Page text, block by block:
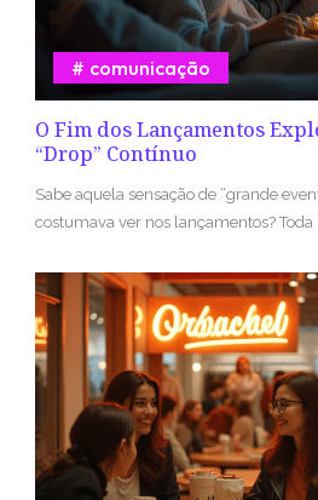
O Fim dos Lançamentos
“Drop” Contínuo
comunicação
Sabe aquela sensação de “grande
costumava ver nos lançamentos? Toda